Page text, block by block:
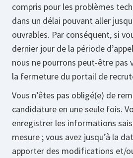
compris pour les problèmes
dans un délai pouvant aller
ouvrables. Par conséquent, si
dernier jour de la période
nous ne pourrons peut-être pas
la fermeture du portail de
Vous n’êtes pas obligé(e) de
candidature en une seule fois.
enregistrer les informations
mesure ; vous avez jusqu’à la
apporter des modifications et/